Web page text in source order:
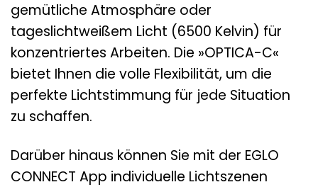
gemütliche Atmosphäre oder
tageslichtweißem Licht (6500 Kelvin) für
konzentriertes Arbeiten. Die »OPTICA-C«
bietet Ihnen die volle Flexibilität, um die
perfekte Lichtstimmung für jede Situation
zu schaffen.
Darüber hinaus können Sie mit der EGLO
CONNECT App individuelle Lichtszenen